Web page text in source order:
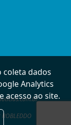
coleta dados
Analytics
acesso ao site.